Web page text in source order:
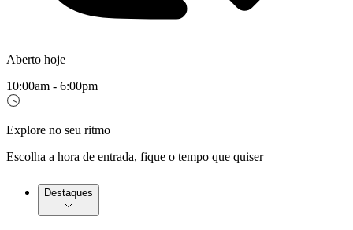
Aberto hoje
10:00am - 6:00pm
Explore no seu ritmo
Escolha a hora de entrada, fique o tempo que quiser
Destaques